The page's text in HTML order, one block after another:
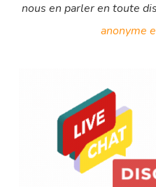
nous en parler en toute
anonyme